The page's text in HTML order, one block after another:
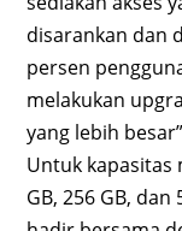
disarankan dan
persen
melakukan
yang lebih
Untuk kapasitas
GB, 256 GB,